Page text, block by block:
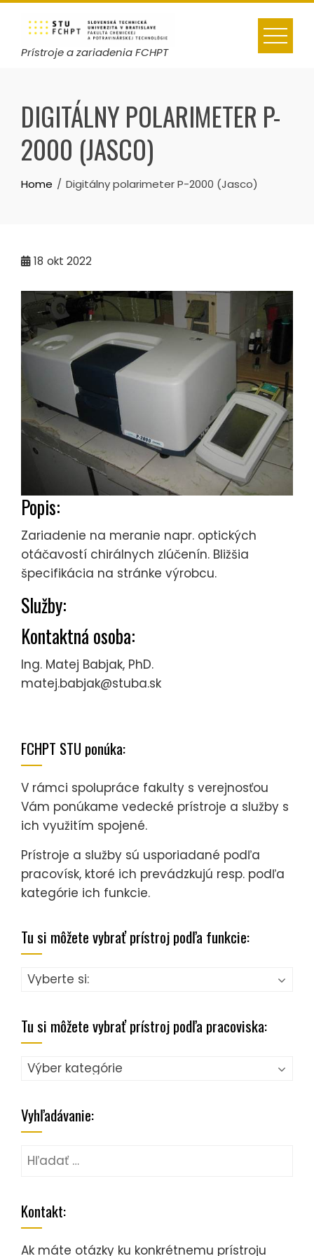
Skip
content
Prístroje a zariadenia FCHPT
DIGITÁLNY POLARIMETER P-
2000 (JASCO)
Home Digitálny polarimeter P-2000 (Jasco)
18 okt 2022
Popis:
Zariadenie na meranie napr. optických
otáčavostí chirálnych zlúčenín. Bližšia
špecifikácia na stránke výrobcu.
Služby:
Kontaktná osoba:
Ing. Matej Babjak, PhD.
matej.babjak@stuba.sk
FCHPT STU ponúka:
V rámci spolupráce fakulty s verejnosťou
Vám ponúkame vedecké prístroje a služby s
ich využitím spojené.
Prístroje a služby sú usporiadané podľa
pracovísk, ktoré ich prevádzkujú resp. podľa
kategórie ich funkcie.
Tu si môžete vybrať prístroj podľa funkcie:
Tu si môžete vybrať prístroj podľa pracoviska:
Tu
vybrať
podľa
Vyhľadávanie:
Hľadať:
Kontakt:
Ak máte otázky ku konkrétnemu prístroju